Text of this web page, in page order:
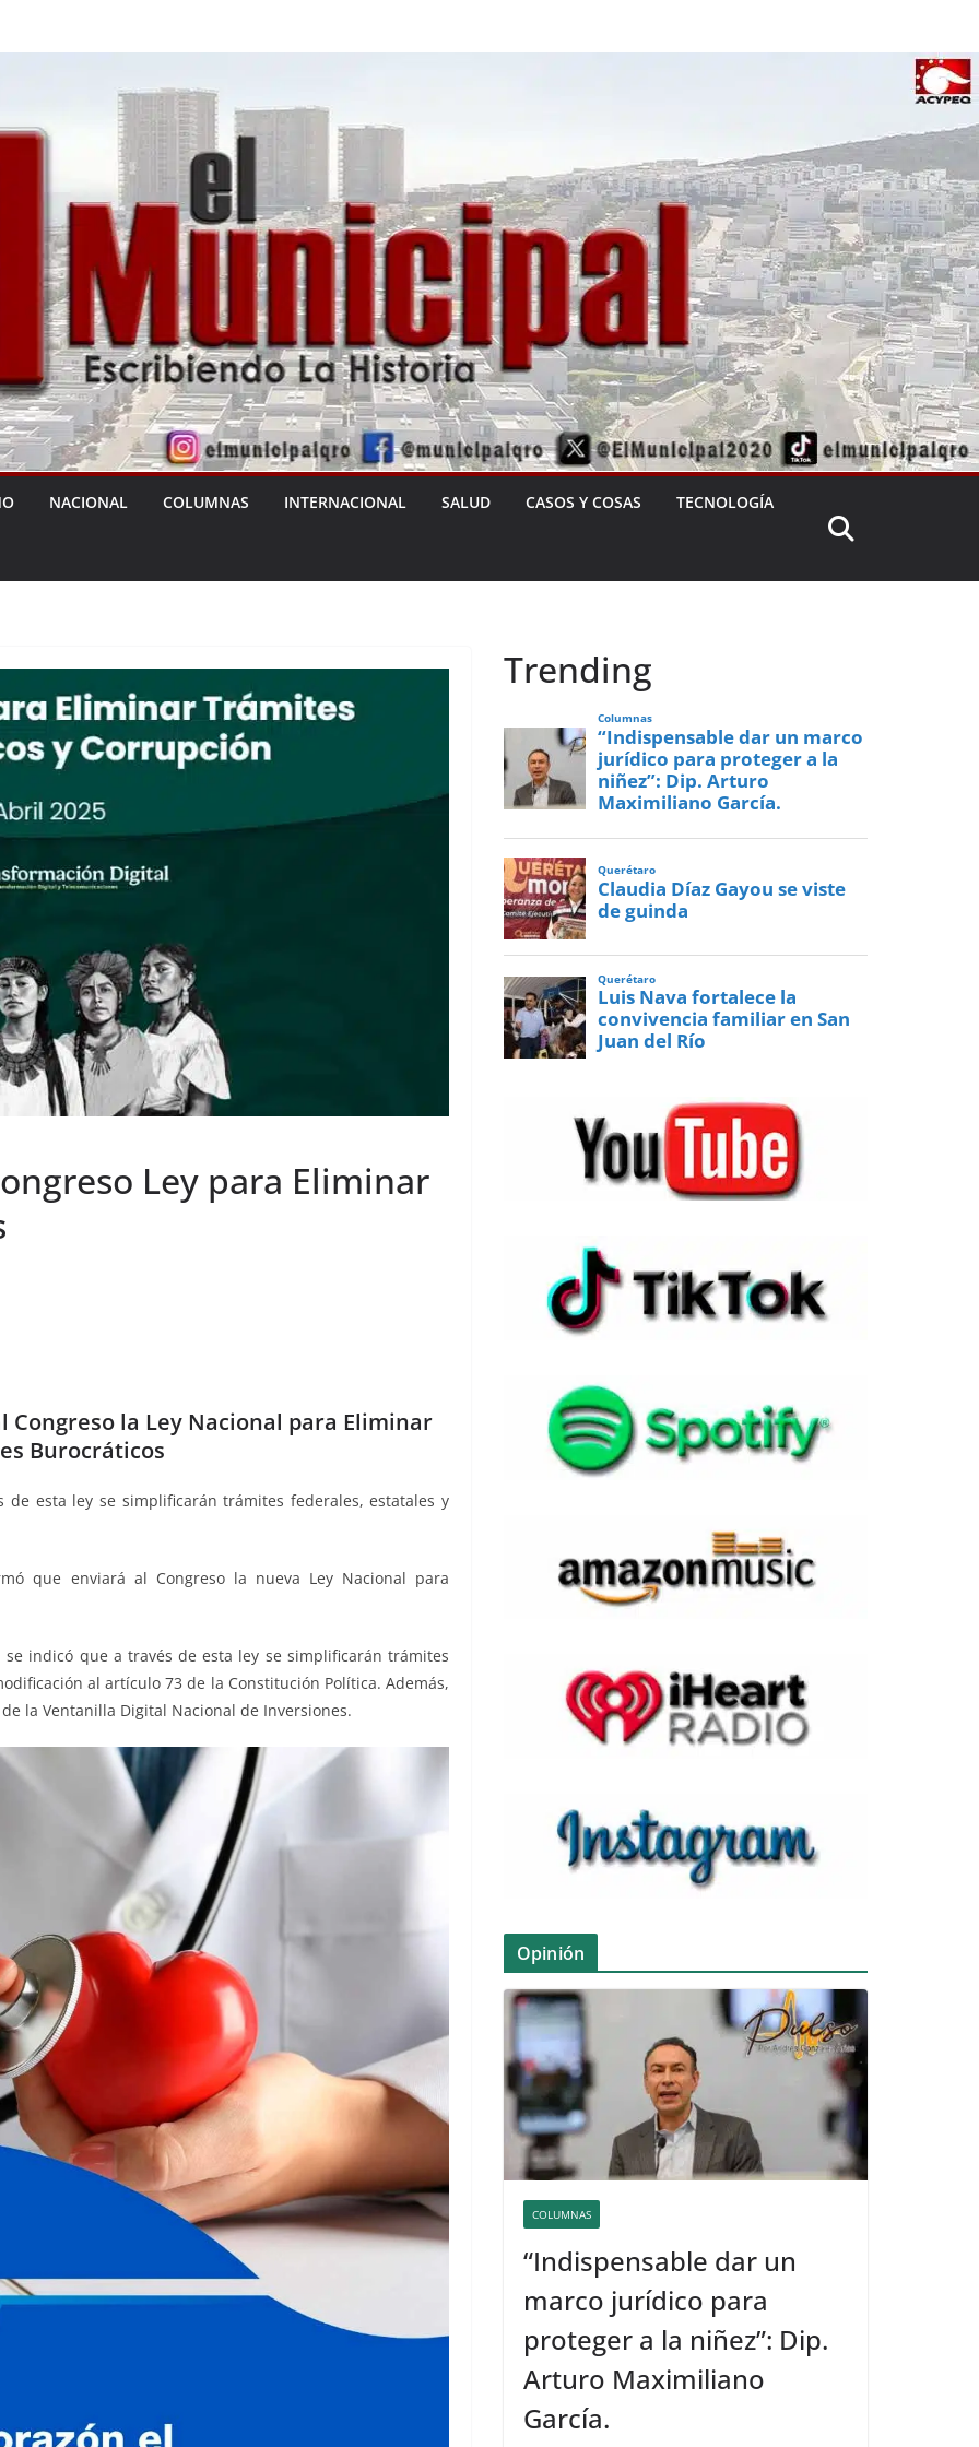
NACIONAL COLUMNAS INTERNACIONAL SALUD CASOS Y COSAS TECNOLOGÍA
Ley para Eliminar
Congreso la Ley Nacional para Eliminar
Burocráticos
esta ley se simplificarán trámites federales, estatales y
que enviará al Congreso la nueva Ley Nacional para
indicó que a través de esta ley se simplificarán trámites
al artículo 73 de la Constitución Política. Además,
la Ventanilla Digital Nacional de Inversiones.
Trending
Opinión
COLUMNAS
“Indispensable dar un
marco jurídico para
proteger a la niñez”: Dip.
Arturo Maximiliano
García.